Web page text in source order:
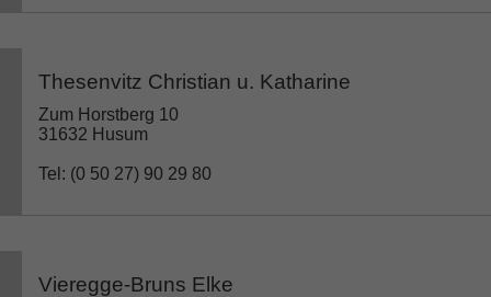
Thesenvitz Christian u. Katharine
Zum Horstberg 10
31632 Husum
Tel: (0 50 27) 90 29 80
Vieregge-Bruns Elke